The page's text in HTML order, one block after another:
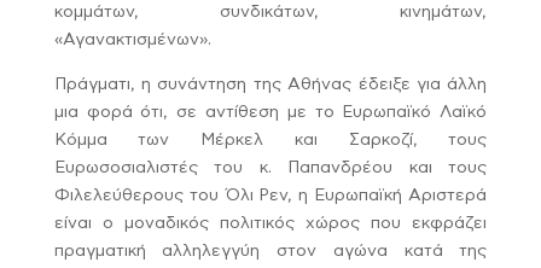
κομμάτων, συνδικάτων, κινημάτων,
«Αγανακτισμένων».
Πράγματι, η συνάντηση της Αθήνας έδειξε για άλλη
μια φορά ότι, σε αντίθεση με το Ευρωπαϊκό Λαϊκό
Κόμμα των Μέρκελ και Σαρκοζί, τους
Ευρωσοσιαλιστές του κ. Παπανδρέου και τους
Φιλελεύθερους του Όλι Ρεν, η Ευρωπαϊκή Αριστερά
είναι ο μοναδικός πολιτικός χώρος που εκφράζει
πραγματική αλληλεγγύη στον αγώνα κατά της